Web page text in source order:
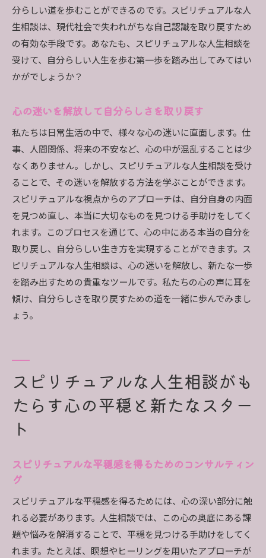
分らしい道を歩むことができるのです。スピリチュアルな人
生相談は、現代社会で失われがちな自己認識を取り戻すため
の有効な手段です。あなたも、スピリチュアルな人生相談を
受けて、自分らしい人生を歩む第一歩を踏み出してみてはい
かがでしょうか？
心の迷いを解放して自分らしさを取り戻す
私たちは日常生活の中で、様々な心の迷いに直面します。仕
事、人間関係、将来の不安など、心の中が混乱することは少
なくありません。しかし、スピリチュアルな人生相談を受け
ることで、その迷いを解放する方法を学ぶことができます。
スピリチュアルな視点からのアプローチは、自分自身の内面
を見つめ直し、本当に大切なものを見つける手助けをしてく
れます。このプロセスを通じて、心の中にある本当の自分を
取り戻し、自分らしい生き方を実現することができます。ス
ピリチュアルな人生相談は、心の迷いを解放し、新たな一歩
を踏み出すための貴重なツールです。私たちの心の声に耳を
傾け、自分らしさを取り戻すための道を一緒に歩んでみまし
ょう。
スピリチュアルな人生相談がも
たらす心の平穏と新たなスター
ト
スピリチュアルな平穏感を得るためのコンサルティン
グ
スピリチュアルな平穏感を得るためには、心の深い部分に触
れる必要があります。人生相談では、この心の奥底にある課
題や悩みを解消することで、平穏を見つける手助けをしてく
れます。たとえば、瞑想やヒーリングを用いたアプローチが